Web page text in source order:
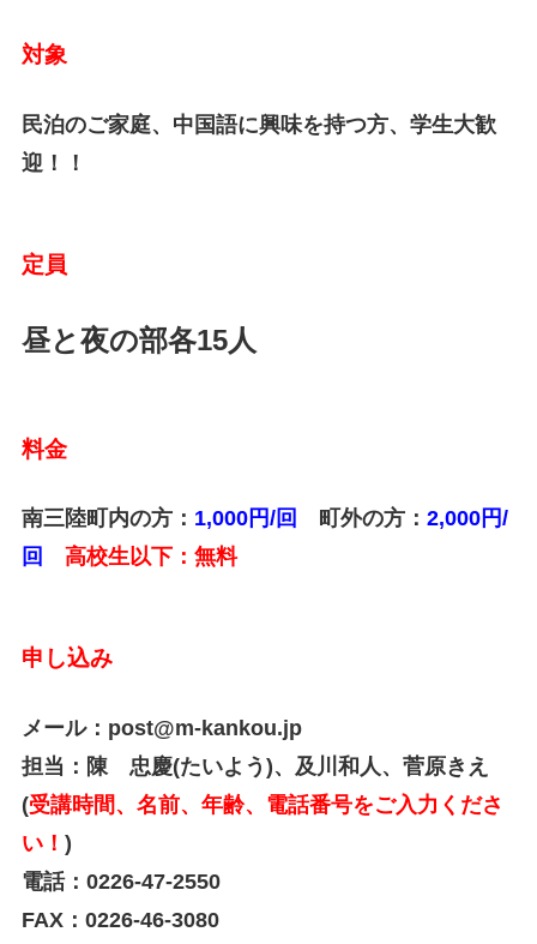
対象
民泊のご家庭、中国語に興味を持つ方、学生大歓
迎！！
定員
昼と夜の部各15人
料金
南三陸町内の方： 1,000円/回 町外の方： 2,000円/
回
高校生以下：無料
申し込み
メール：post@m-kankou.jp
担当：陳 忠慶(たいよう)、及川和人、菅原きえ
(受講時間、名前、年齢、電話番号をご入力くださ
い！ )
電話：0226-47-2550
FAX：0226-46-3080